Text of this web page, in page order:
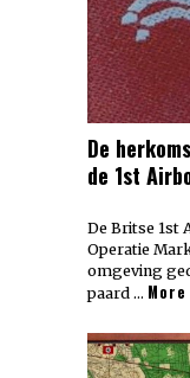
De
de 1st
De Britse 1st
Operatie
omgeving
paard … More